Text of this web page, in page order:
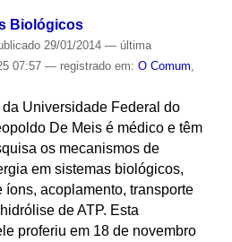
Biológicos
29/01/2014 — última
07:57 — registrado em: O Comum
Universidade Federal do
De Meis é médico e têm
os mecanismos de
em sistemas biológicos,
íons, acoplamento, transporte
de ATP. Esta
proferiu em 18 de novembro